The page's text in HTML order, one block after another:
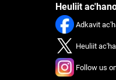
Heuliit
Adkavit
Heuliit
Follow us